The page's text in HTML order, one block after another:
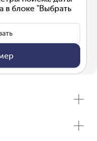
в блоке "Выбрать